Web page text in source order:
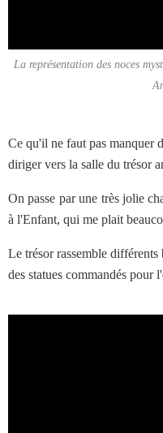
La représentation des noces
Ce qu'il ne faut pas manquer
diriger vers la salle du trésor
On passe par une très jolie
à l'Enfant, qui me plait
Le trésor rassemble
des statues commandés pour